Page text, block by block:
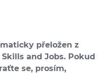
přeložen z
and Jobs. Pokud
se, prosím,